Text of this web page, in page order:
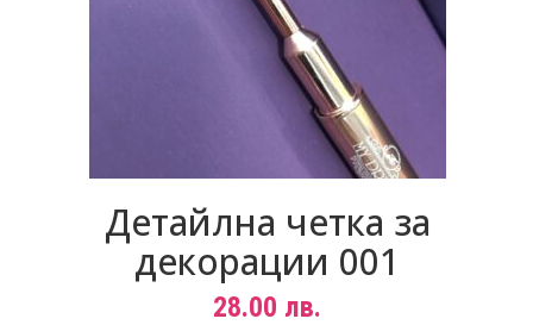
Детайлна четка за
декорации 001
28.00 лв.